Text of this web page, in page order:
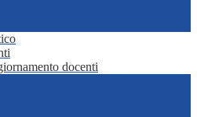
docenti